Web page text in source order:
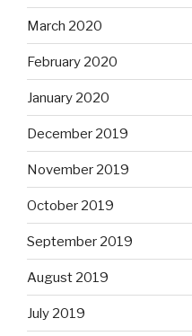
March 2020
February 2020
January 2020
December 2019
November 2019
October 2019
September 2019
August 2019
July 2019